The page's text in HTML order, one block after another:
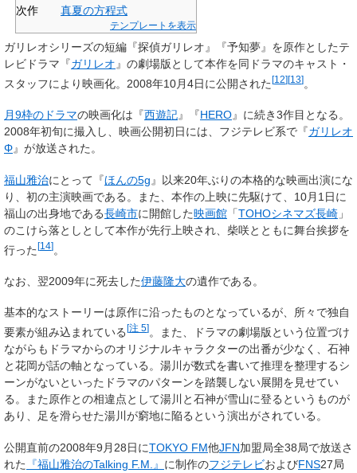
次作 真夏の方程式
テンプレートを表示
ガリレオシリーズの短編『探偵ガリレオ』『予知夢』を原作としたテ
レビドラマ『ガリレオ 』の劇場版として本作を同ドラマのキャスト・
スタッフにより映画化。2008年10月4日に公開された[12][13]。
月9枠のドラマの映画化は『西遊記』『HERO』に続き3作目となる。
2008年初旬に撮入し、映画公開初日には、フジテレビ系で『ガリレオ
Φ』が放送された。
福山雅治にとって『ほんの5g 』以来20年ぶりの本格的な映画出演にな
り、初の主演映画である。また、本作の上映に先駆けて、10月1日に
福山の出身地である長崎市に開館した映画館 「TOHOシネマズ長崎 」
のこけら落としとして本作が先行上映され、柴咲とともに舞台挨拶を
行った[14]。
なお、翌2009年に死去した伊藤隆大の遺作である。
基本的なストーリーは原作に沿ったものとなっているが、所々で独自
要素が組み込まれている [注 5] 。また、ドラマの劇場版という位置づけ
ながらもドラマからのオリジナルキャラクターの出番が少なく、石神
と花岡が話の軸となっている。湯川が数式を書いて推理を整理するシ
ーンがないといったドラマのパターンを踏襲しない展開を見せてい
る。また原作との相違点として湯川と石神が雪山に登るというものが
あり、足を滑らせた湯川が窮地に陥るという演出がされている。
公開直前の2008年9月28日にTOKYO FM他JFN加盟局全38局で放送さ
れた
『福山雅治のTalking F.M.』 に制作のフジテレビおよびFNS27局